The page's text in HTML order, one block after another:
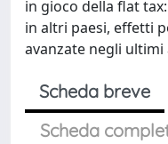
in gioco della flat
in altri paesi, effetti
avanzate negli ultimi
Scheda breve
Scheda